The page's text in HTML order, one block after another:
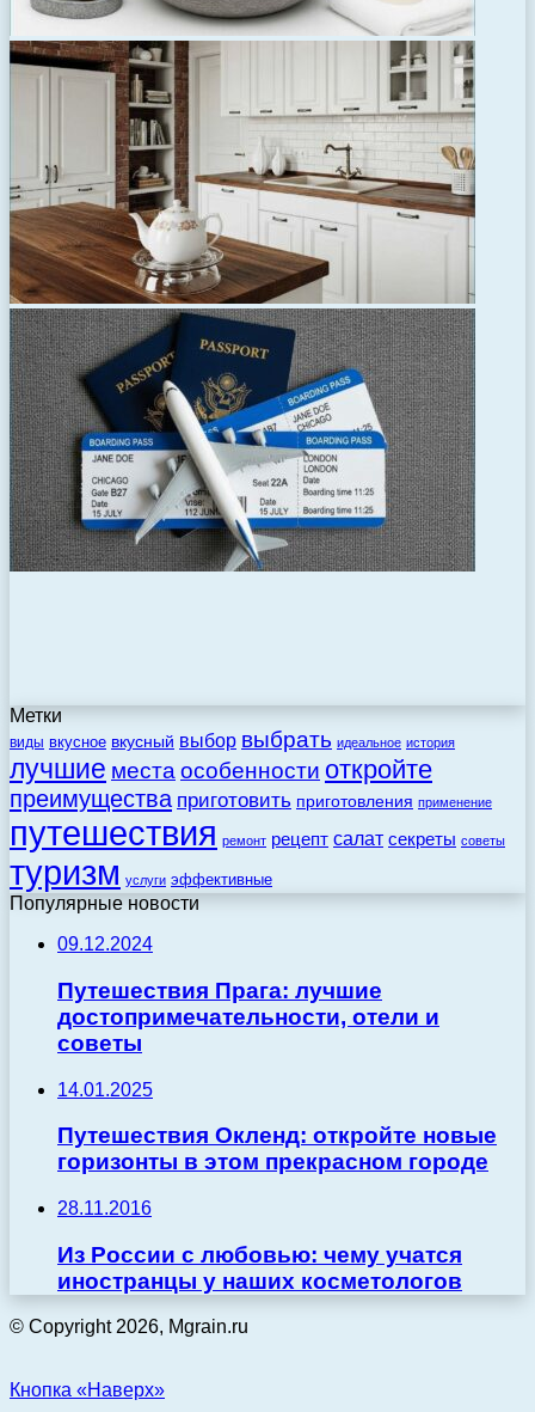
Метки
виды вкусное вкусный выбор выбрать идеальное история
лучшие места особенности откройте
преимущества приготовить приготовления применение
путешествия ремонт рецепт салат секреты советы
туризм услуги эффективные
Популярные новости
09.12.2024
Путешествия Прага: лучшие
достопримечательности, отели и
советы
14.01.2025
Путешествия Окленд: откройте новые
горизонты в этом прекрасном городе
28.11.2016
Из России с любовью: чему учатся
иностранцы у наших косметологов
© Copyright 2026, Mgrain.ru
Кнопка «Наверх»